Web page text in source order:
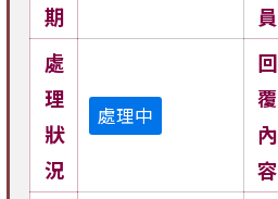
期
員
處
理
狀
況
處理中
回
覆
內
容